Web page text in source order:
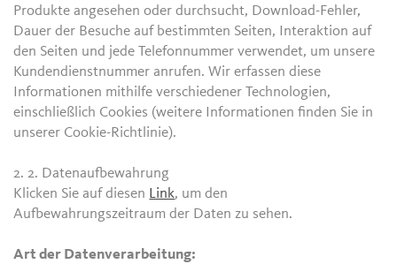
Produkte angesehen oder durchsucht, Download-Fehler,
Dauer der Besuche auf bestimmten Seiten, Interaktion auf
den Seiten und jede Telefonnummer verwendet, um unsere
Kundendienstnummer anrufen. Wir erfassen diese
Informationen mithilfe verschiedener Technologien,
einschließlich Cookies (weitere Informationen finden Sie in
unserer Cookie-Richtlinie).
2. 2. Datenaufbewahrung
Klicken Sie auf diesen Link, um den
Aufbewahrungszeitraum der Daten zu sehen.
Art der Datenverarbeitung: